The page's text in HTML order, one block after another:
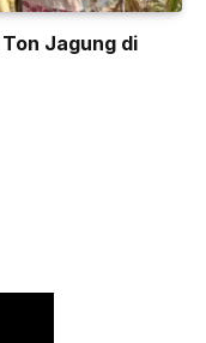
Jagung di